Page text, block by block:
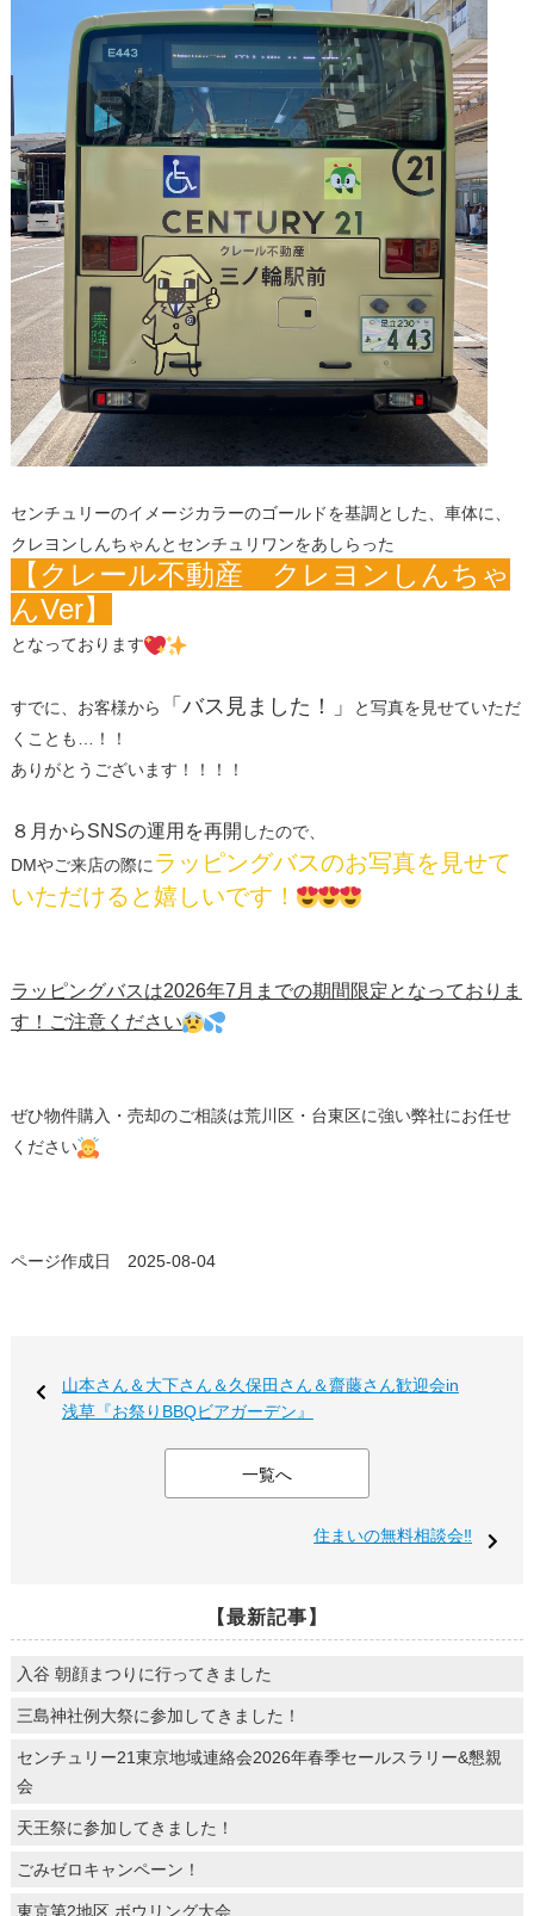
センチュリーのイメージカラーのゴールドを基調とした、車体に、
クレヨンしんちゃんとセンチュリワンをあしらった
【クレール不動産 クレヨンしんちゃ
んVer】
となっております
すでに、お客様から 「バス見ました！」
と写真を見せていただ
くことも…！！
ありがとうございます！！！！
８月からSNSの運用を再開 したので、
DMやご来店の際に ラッピングバスのお写真を見せて
いただけると嬉しいです！
ラッピングバスは2026年7月までの期間限定となっておりま
す！ご注意ください
ぜひ物件購入・売却のご相談は荒川区・台東区に強い弊社にお任せ
ください
ページ作成日 2025-08-04
山本さん＆大下さん＆久保田さん＆齋藤さん歓迎会in
浅草『お祭りBBQビアガーデン』
一覧へ
住まいの無料相談会‼
【最新記事】
入谷 朝顔まつりに行ってきました
三島神社例大祭に参加してきました！
センチュリー21東京地域連絡会2026年春季セールスラリー&懇親
会
天王祭に参加してきました！
ごみゼロキャンペーン！
東京第2地区 ボウリング大会